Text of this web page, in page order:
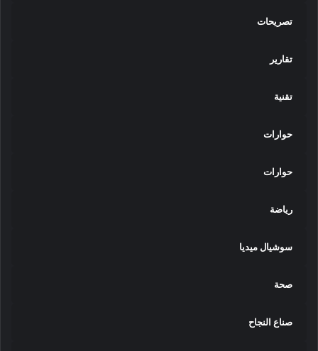
تصريحات
تقارير
تقنية
حوارات
حوارات
رياضة
سوشيال ميديا
صحة
صناع النجاح